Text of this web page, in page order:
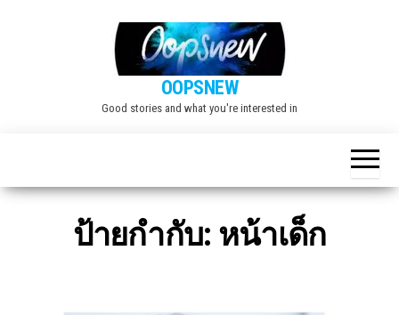
OOPSNEW
Good stories and what you're interested in
ป้ายกำกับ: หน้าเด็ก